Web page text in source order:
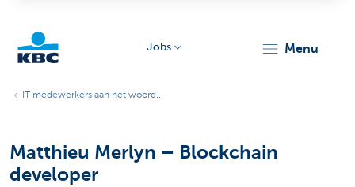
Jobs menu
IT medewerkers aan het woord...
Matthieu Merlyn – Blockchain
developer